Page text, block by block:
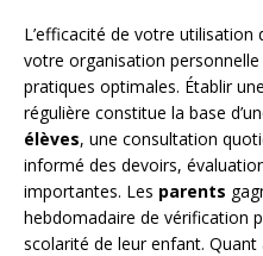
L’efficacité de votre utilisation
votre organisation
pratiques optimales. Établir une
régulière constitue la base
élèves, une consultation
informé des devoirs,
importantes. Les parents
hebdomadaire de vérification
scolarité de leur enfant. Quant